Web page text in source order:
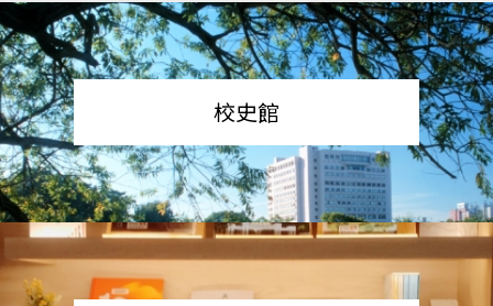
校史館